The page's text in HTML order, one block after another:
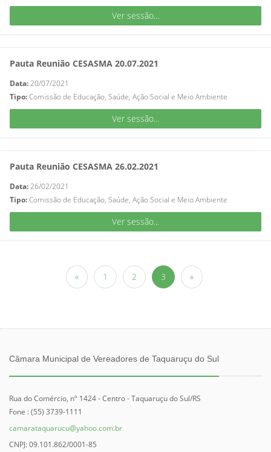
Ver sessão...
Pauta Reunião CESASMA 20.07.2021
Data: 20/07/2021
Tipo:Comissão de Educação, Saúde, Ação Social e Meio Ambiente
Ver sessão...
Pauta Reunião CESASMA 26.02.2021
Data: 26/02/2021
Tipo:Comissão de Educação, Saúde, Ação Social e Meio Ambiente
Ver sessão...
« 1 2 3 »
Câmara Municipal de Vereadores de Taquaruçu do Sul
Rua do Comércio, nº 1424 - Centro - Taquaruçu do Sul/RS
Fone : (55) 3739-1111
camarataquarucu@yahoo.com.br
CNPJ: 09.101.862/0001-85